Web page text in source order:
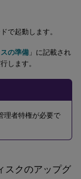
で起動します。
の準備 」に記載され
します。
理者特権が必要で
スクのアップグ